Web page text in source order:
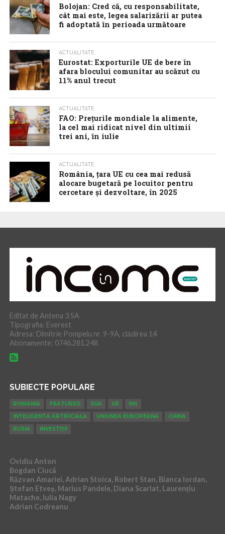
Bolojan: Cred că, cu responsabilitate,
cât mai este, legea salarizării ar putea
fi adoptată în perioada următoare
ACTUALITATE
Eurostat: Exporturile UE de bere în
afara blocului comunitar au scăzut cu
11% anul trecut
ACTUALITATE
FAO: Prețurile mondiale la alimente,
la cel mai ridicat nivel din ultimii
trei ani, în iulie
ACTUALITATE
România, țara UE cu cea mai redusă
alocare bugetară pe locuitor pentru
cercetare și dezvoltare, în 2025
Editat de Antena 3 SA
Tipografia: Everest
Adresa: Dimitrie Pompeiu nr. 9-9A, clădirea 14
Abonamente: 0746.281.248
SUBIECTE POPULARE
ROMANIA FEATURED SUA UE
INS
INTELIGENTA ARTIFICIALA
UNIUNEA EUROPEANA
CHINA
RUSIA
INVESTIȚII
Ovidiu Anton
Bogdan Ciucă
Răzvan Amariei, Adrian Stoica, Robert Stan, Bianca Iordan,
Ștefan Etveș, Marius Pandele, Diana Scarlat, Laurențiu
Matache, Iulia Nagy
Adrian Codreanu